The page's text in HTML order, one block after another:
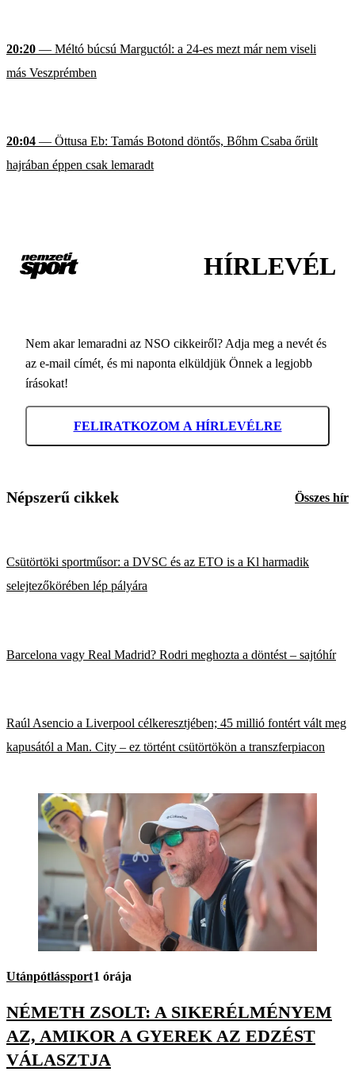
20:20 — Méltó búcsú Marguctól: a 24-es mezt már nem viseli
más Veszprémben
20:04 — Öttusa Eb: Tamás Botond döntős, Bőhm Csaba őrült
hajrában éppen csak lemaradt
HÍRLEVÉL
Nem akar lemaradni az NSO cikkeiről? Adja meg a nevét és
az e-mail címét, és mi naponta elküldjük Önnek a legjobb
írásokat!
FELIRATKOZOM A HÍRLEVÉLRE
Népszerű cikkek Összes hír
Csütörtöki sportműsor: a DVSC és az ETO is a Kl harmadik
selejtezőkörében lép pályára
Barcelona vagy Real Madrid? Rodri meghozta a döntést – sajtóhír
Raúl Asencio a Liverpool célkeresztjében; 45 millió fontért vált meg
kapusától a Man. City – ez történt csütörtökön a transzferpiacon
Utánpótlássport1 órája
NÉMETH ZSOLT: A SIKERÉLMÉNYEM
AZ, AMIKOR A GYEREK AZ EDZÉST
VÁLASZTJA